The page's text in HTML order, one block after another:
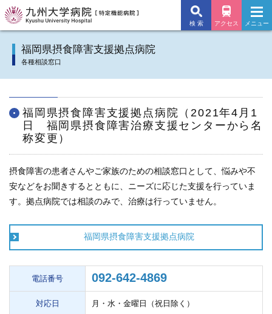
検 索 アクセス
九州大学病院TOP
診療科
病院について
交通アクセス
よくあるご質問
学内向け情報
メニュー
福岡県摂食障害支援拠点病院
各種相談窓口
福岡県摂食障害支援拠点病院（2021年4月1
日 福岡県摂食障害治療支援センターから名
称変更）
摂食障害の患者さんやご家族のための相談窓口として、悩みや不
安などをお聞きするとともに、ニーズに応じた支援を行っていま
す。拠点病院では相談のみで、治療は行っていません。
福岡県摂食障害支援拠点病院
電話番号 092-642-4869
対応日 月・水・金曜日（祝日除く）